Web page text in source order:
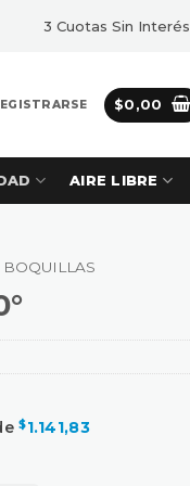
3 Cuotas Sin Interés
$0,00
AIRE LIBRE
BOQUILLAS
$1.141,83